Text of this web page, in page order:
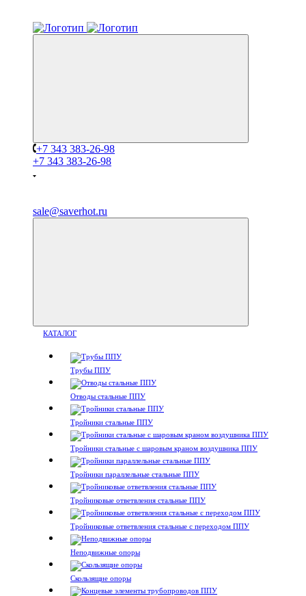
+7 343 383-26-98
+7 343 383-26-98
sale@saverhot.ru
КАТАЛОГ
Трубы ППУ
Отводы стальные ППУ
Тройники стальные ППУ
Тройники стальные с шаровым краном воздушника ППУ
Тройники параллельные стальные ППУ
Тройниковые ответвления стальные ППУ
Тройниковые ответвления стальные с переходом ППУ
Неподвижные опоры
Скользящие опоры